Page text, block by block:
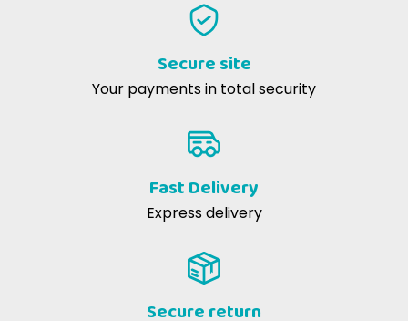
Secure site
Your payments in total security
Fast Delivery
Express delivery
Secure return